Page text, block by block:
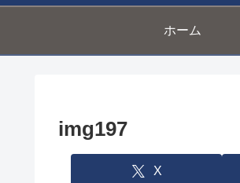
ホーム
img197
X